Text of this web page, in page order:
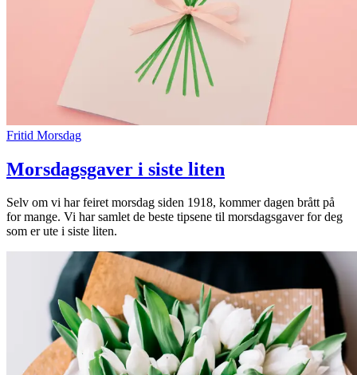
Ledige stillinger
Gavekort
Finn frem
Fritid Morsdag
Morsdagsgaver i siste liten
Selv om vi har feiret morsdag siden 1918, kommer dagen brått på
for mange. Vi har samlet de beste tipsene til morsdagsgaver for deg
som er ute i siste liten.